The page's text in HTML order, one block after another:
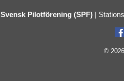
Svensk Pilotförening (SPF)
©